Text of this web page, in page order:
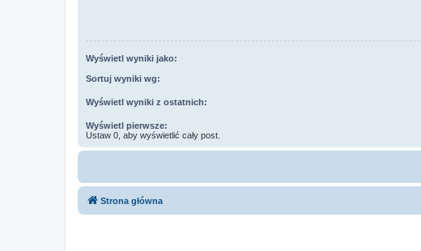
Wyświetl wyniki jako:
Sortuj wyniki wg:
Wyświetl wyniki z ostatnich:
Wyświetl pierwsze:
Ustaw 0, aby wyświetlić cały post.
Strona główna